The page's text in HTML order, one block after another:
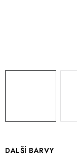
DALŠÍ BARVY